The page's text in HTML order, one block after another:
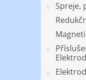
Spreje,